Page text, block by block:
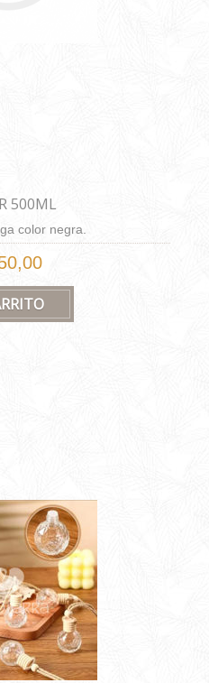
500ML
color negra.